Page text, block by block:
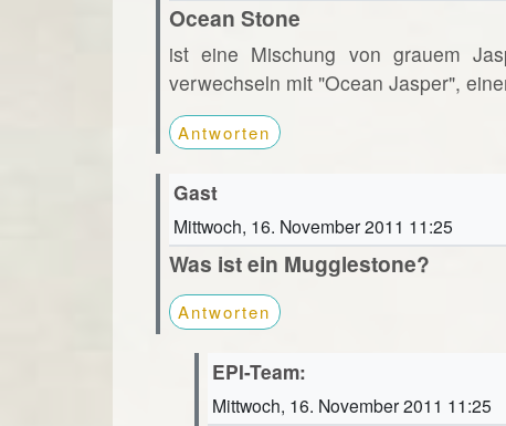
Ocean Stone
ist eine Mischung von grauem
verwechseln mit "Ocean Jasper",
Antworten
Gast
Mittwoch, 16. November 2011 11:25
Was ist ein Mugglestone?
Antworten
EPI-Team:
Mittwoch, 16. November 2011 11:25